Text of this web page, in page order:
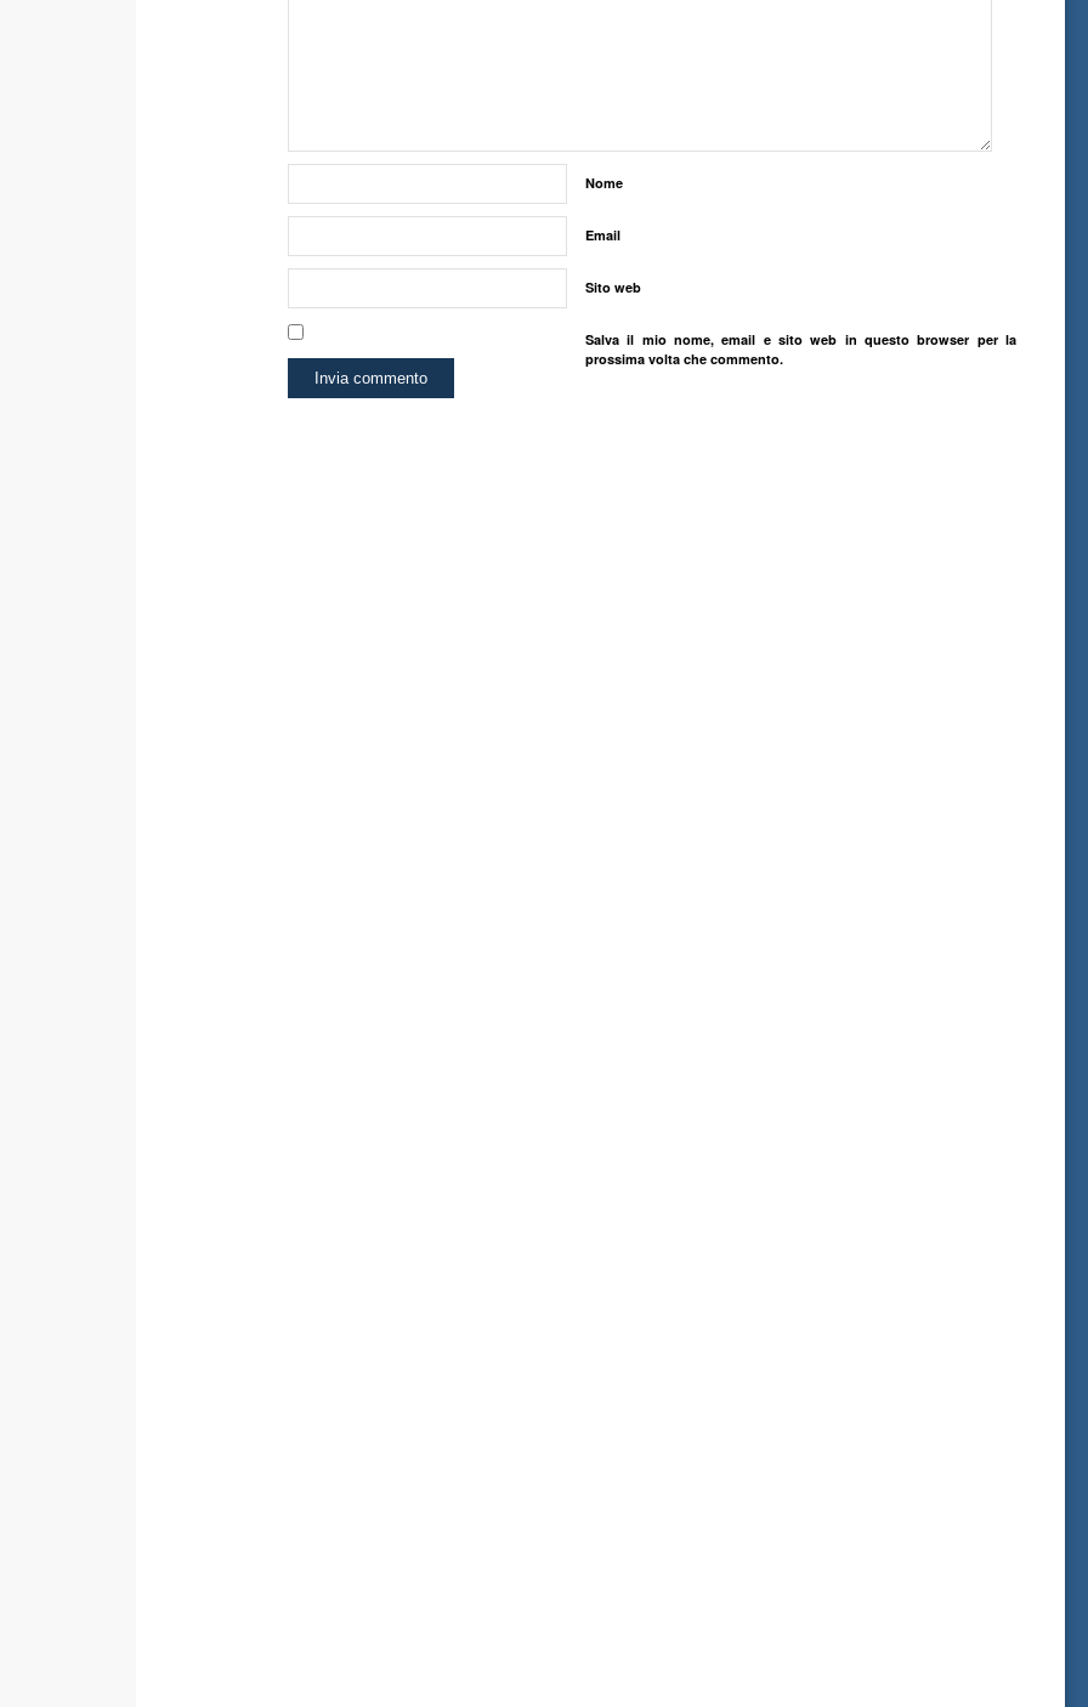
Nome
Email
Sito web
Salva il mio nome, email e sito web in questo browser per la
prossima volta che commento.